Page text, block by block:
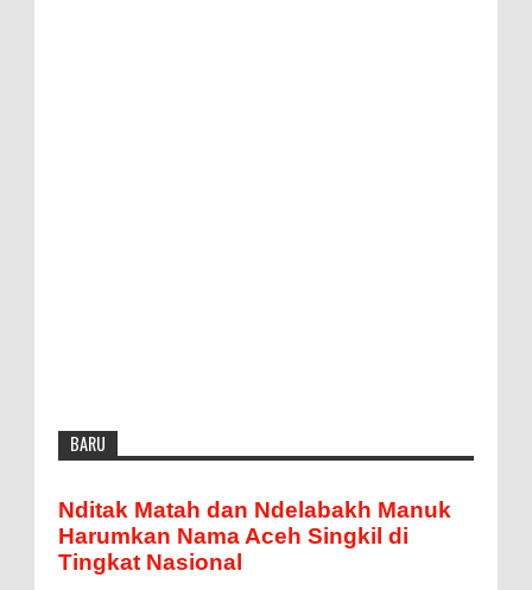
BARU
Nditak Matah dan Ndelabakh Manuk
Harumkan Nama Aceh Singkil di
Tingkat Nasional